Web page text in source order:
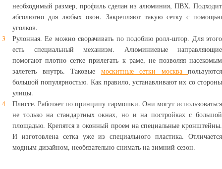
необходимый размер, профиль сделан из алюминия, ПВХ. Подходит
абсолютно для любых окон. Закрепляют такую сетку с помощью
уголков.
Рулонная. Ее можно сворачивать по подобию ролл-штор. Для этого
есть специальный механизм. Алюминиевые направляющие
помогают плотно сетке прилегать к раме, не позволяя насекомым
залететь внутрь. Таковые москитные сетки москва пользуются
большой популярностью. Как правило, устанавливают их со стороны
улицы.
Плиссе. Работает по принципу гармошки. Они могут использоваться
не только на стандартных окнах, но и на постройках с большой
площадью. Крепятся в оконный проем на специальные кронштейны.
И изготовлена сетка уже из специального пластика. Отличается
модным дизайном, необязательно снимать на зимний сезон.